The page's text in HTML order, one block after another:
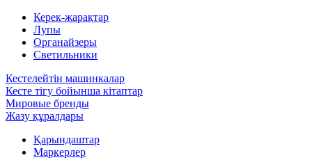
Керек-жарақтар
Лупы
Органайзеры
Светильники
Кестелейтін машинкалар
Кесте тігу бойынша кітаптар
Мировые бренды
Жазу құралдары
Қарындаштар
Маркерлер